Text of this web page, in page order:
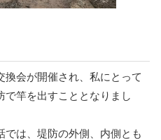
換会が開催され、私にとって
で竿を出すこととなりまし
は、堤防の外側、内側とも